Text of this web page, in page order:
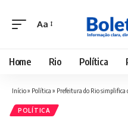
Font
Aa
Home Rio Política
Início» Política » Prefeitura do Rio simplifica certidões para taxistas acessarem
POLÍTICA